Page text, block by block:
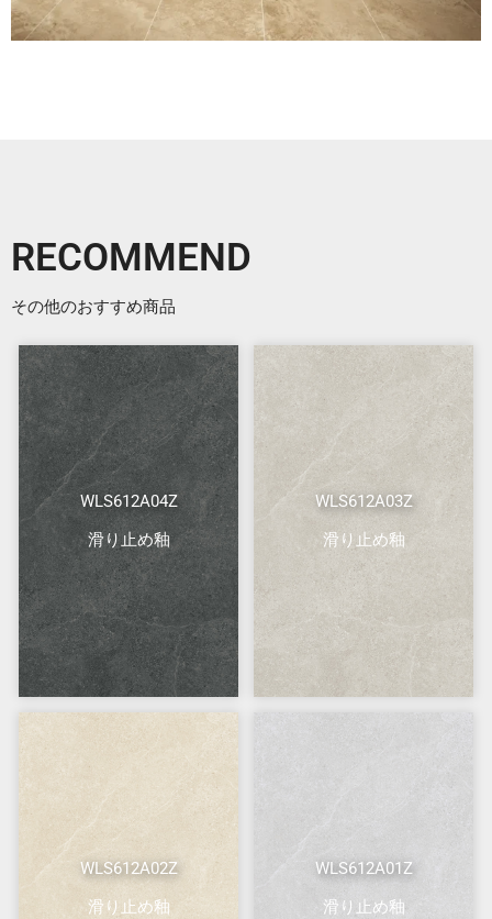
RECOMMEND
その他のおすすめ商品
WLS612A04Z
滑り止め釉
WLS612A03Z
滑り止め釉
WLS612A02Z
滑り止め釉
WLS612A01Z
滑り止め釉